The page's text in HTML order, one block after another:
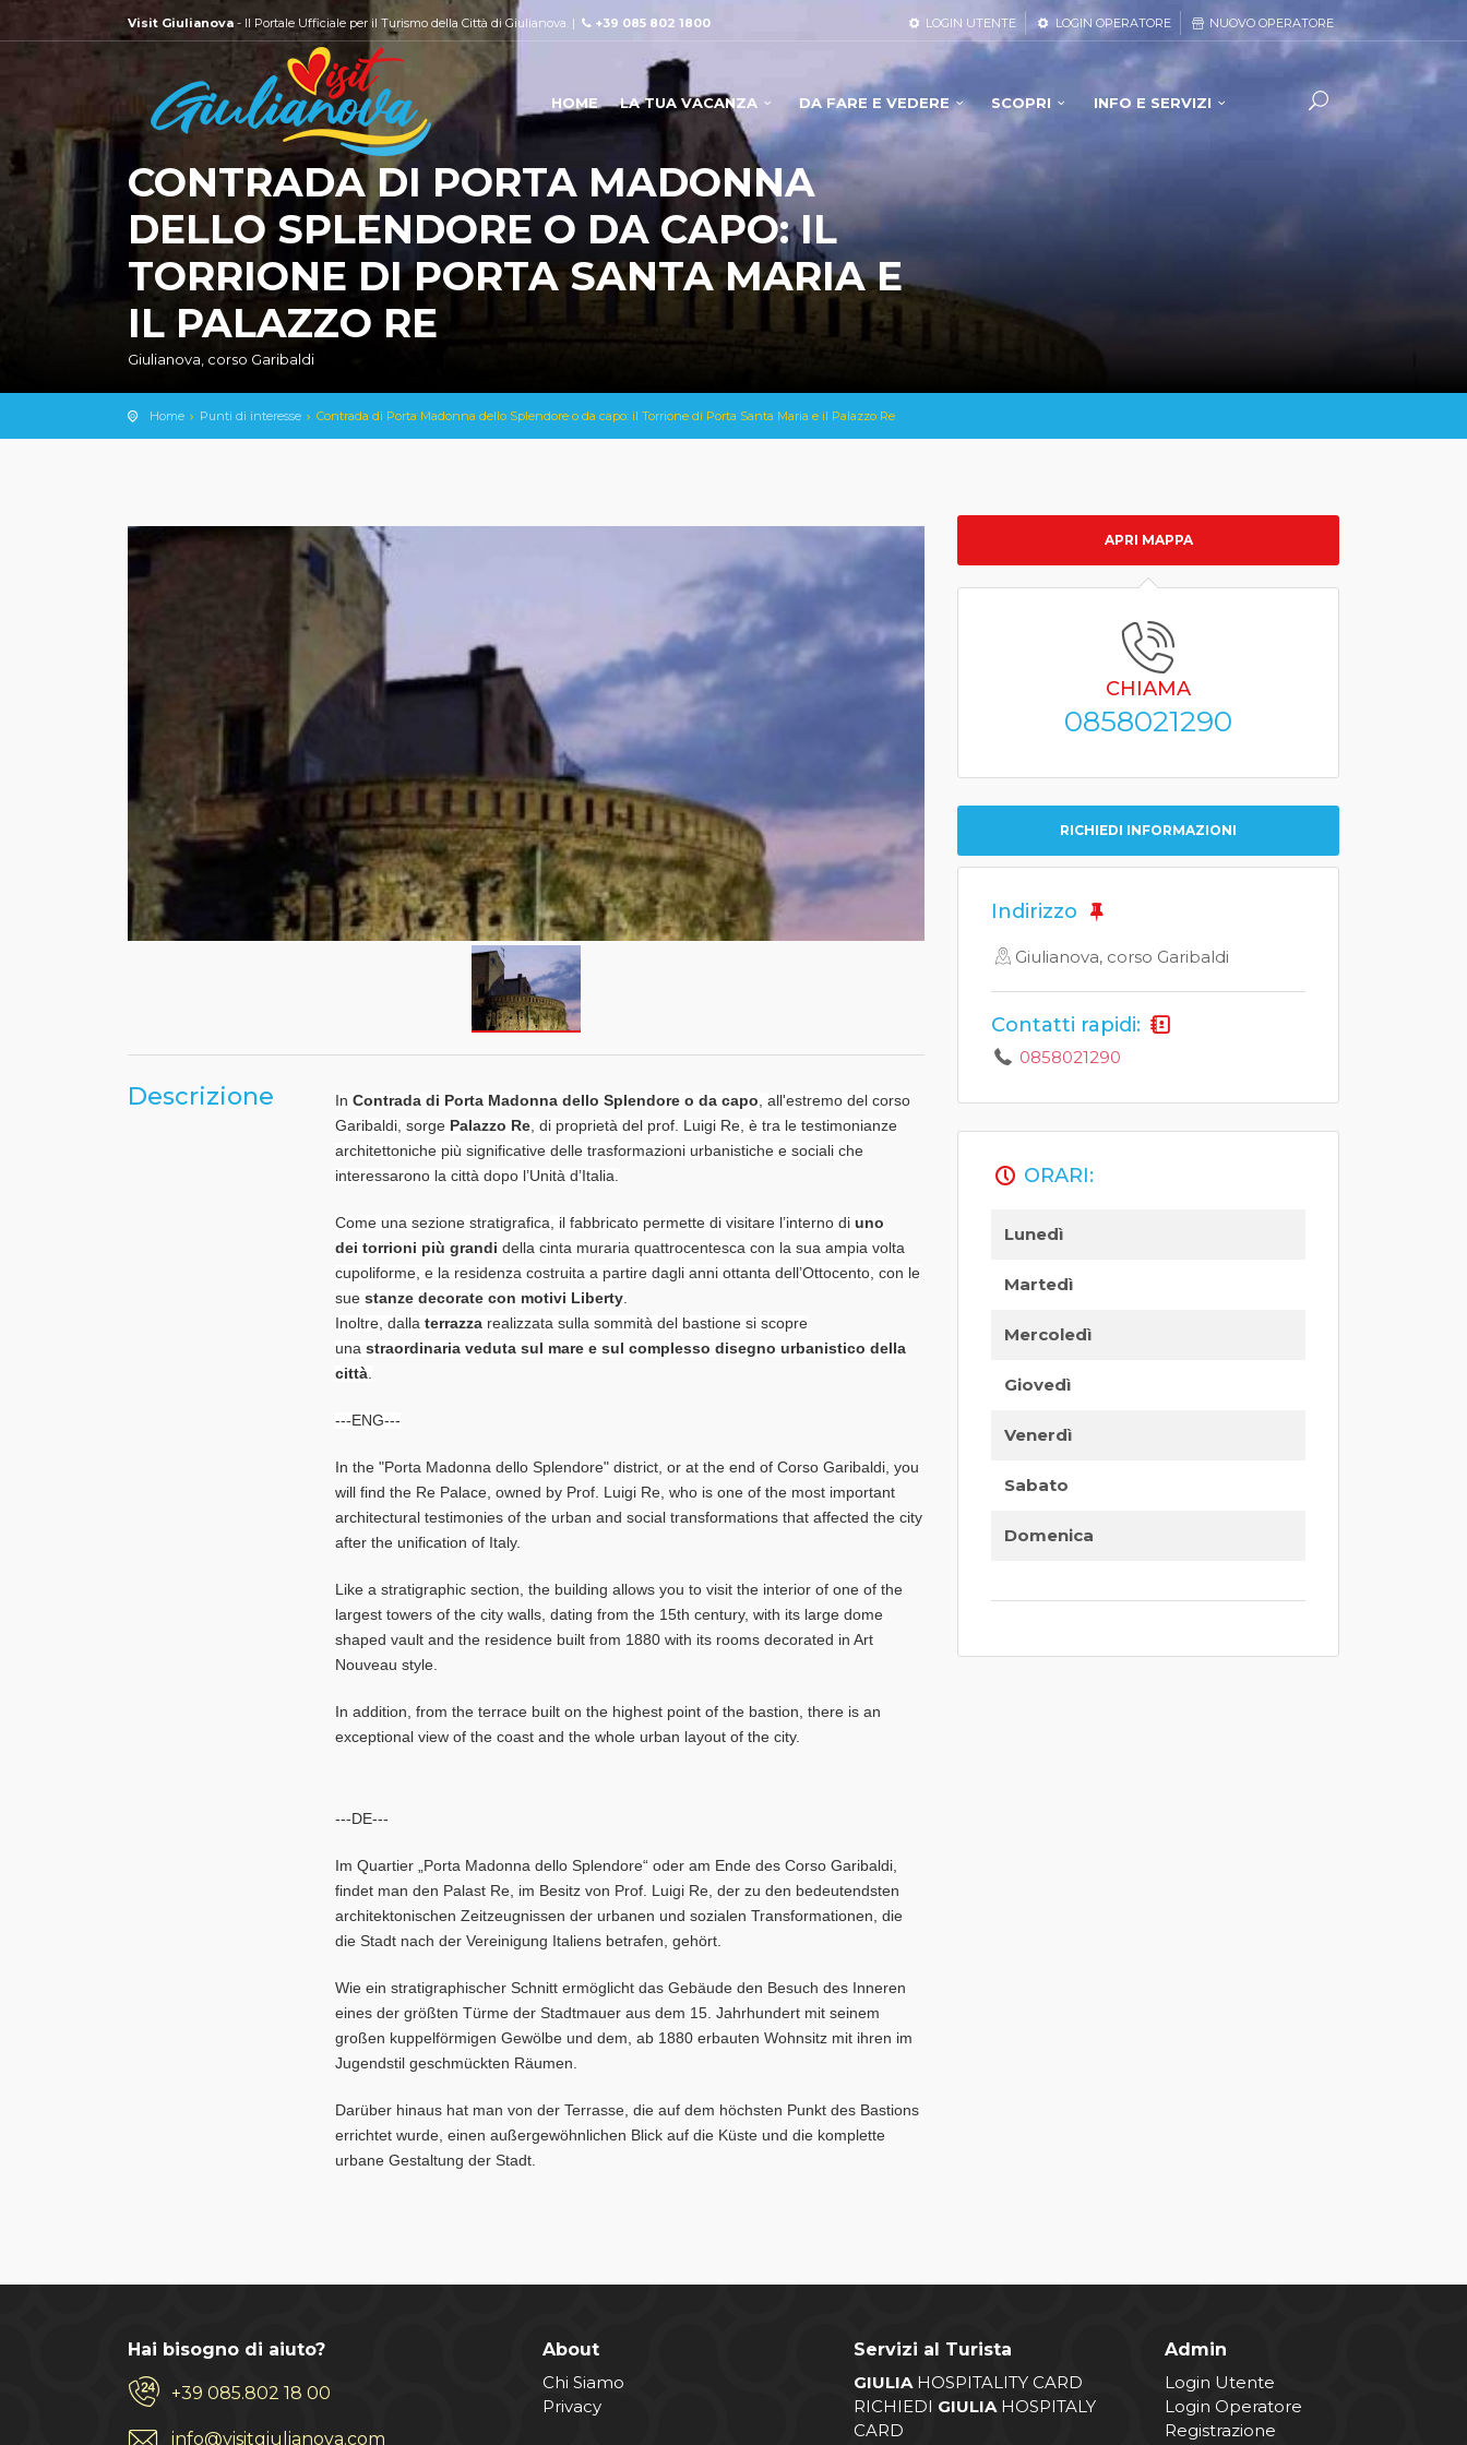
Visit Giulianova - Il Portale Ufficiale per il Turismo della Città di Giulianova. | +39 085 802 1800 LOGIN UTENTE LOGIN OPERATORE NUOVO OPERATORE
HOME LA TUA VACANZA DA FARE E VEDERE SCOPRI INFO E SERVIZI
CONTRADA DI PORTA MADONNA
DELLO SPLENDORE O DA CAPO: IL
TORRIONE DI PORTA SANTA MARIA E
IL PALAZZO RE
Giulianova, corso Garibaldi
Home Punti di interesse Contrada di Porta Madonna dello Splendore o da capo: il Torrione di Porta Santa Maria e il Palazzo Re
Descrizione In Contrada di Porta Madonna dello Splendore o da capo, all'estremo del corso
Garibaldi, sorge Palazzo Re, di proprietà del prof. Luigi Re, è tra le testimonianze
architettoniche più significative delle trasformazioni urbanistiche e sociali che
interessarono la città dopo l’Unità d’Italia.
Come una sezione stratigrafica, il fabbricato permette di visitare l’interno di uno
dei torrioni più grandi della cinta muraria quattrocentesca con la sua ampia volta
cupoliforme, e la residenza costruita a partire dagli anni ottanta dell’Ottocento, con le
sue stanze decorate con motivi Liberty.
Inoltre, dalla terrazza realizzata sulla sommità del bastione si scopre
una straordinaria veduta sul mare e sul complesso disegno urbanistico della
città.
---ENG---
In the "Porta Madonna dello Splendore" district, or at the end of Corso Garibaldi, you
will find the Re Palace, owned by Prof. Luigi Re, who is one of the most important
architectural testimonies of the urban and social transformations that affected the city
after the unification of Italy.
Like a stratigraphic section, the building allows you to visit the interior of one of the
largest towers of the city walls, dating from the 15th century, with its large dome
shaped vault and the residence built from 1880 with its rooms decorated in Art
Nouveau style.
In addition, from the terrace built on the highest point of the bastion, there is an
exceptional view of the coast and the whole urban layout of the city.
---DE---
Im Quartier „Porta Madonna dello Splendore“ oder am Ende des Corso Garibaldi,
findet man den Palast Re, im Besitz von Prof. Luigi Re, der zu den bedeutendsten
architektonischen Zeitzeugnissen der urbanen und sozialen Transformationen, die
die Stadt nach der Vereinigung Italiens betrafen, gehört.
Wie ein stratigraphischer Schnitt ermöglicht das Gebäude den Besuch des Inneren
eines der größten Türme der Stadtmauer aus dem 15. Jahrhundert mit seinem
großen kuppelförmigen Gewölbe und dem, ab 1880 erbauten Wohnsitz mit ihren im
Jugendstil geschmückten Räumen.
Darüber hinaus hat man von der Terrasse, die auf dem höchsten Punkt des Bastions
errichtet wurde, einen außergewöhnlichen Blick auf die Küste und die komplette
urbane Gestaltung der Stadt.
APRI MAPPA
CHIAMA
0858021290
RICHIEDI INFORMAZIONI
Indirizzo
Giulianova, corso Garibaldi
Contatti rapidi:
0858021290
ORARI:
Lunedì
Martedì
Mercoledì
Giovedì
Venerdì
Sabato
Domenica
Hai bisogno di aiuto?
+39 085.802 18 00
info@visitgiulianova.com
About
Chi Siamo
Privacy
Servizi al Turista
GIULIA HOSPITALITY CARD
RICHIEDI GIULIA HOSPITALY
CARD
Admin
Login Utente
Login Operatore
Registrazione